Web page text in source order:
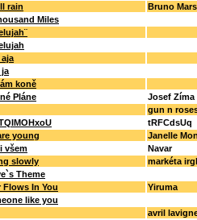
rain
Bruno Mars
Miles
aja
ja
koně
Pláne
Josef Zíma
gun n
tRFCdsUq
young
Janelle
všem
Navar
slowly
markéta
Theme
Flows In You
Yiruma
like you
avril